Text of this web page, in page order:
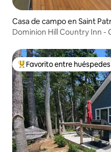
Casa de campo en Saint
Dominion Hill Country Inn -
Favorito entre huéspedes
Favorito entre huéspedes